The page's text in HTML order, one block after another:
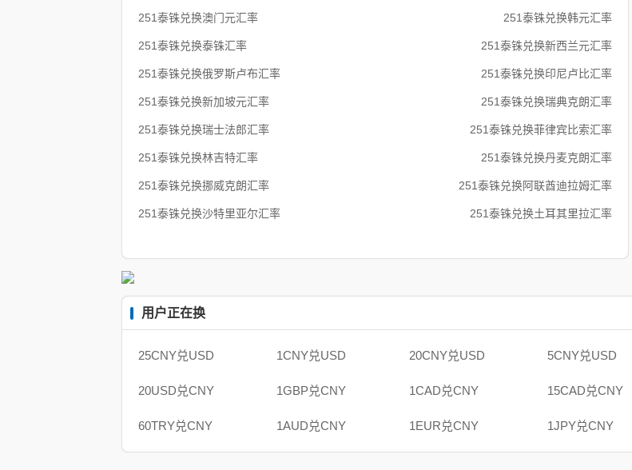
251泰铢兑换澳门元汇率 251泰铢兑换韩元汇率
251泰铢兑换泰铢汇率 251泰铢兑换新西兰元汇率
251泰铢兑换俄罗斯卢布汇率 251泰铢兑换印尼卢比汇率
251泰铢兑换新加坡元汇率 251泰铢兑换瑞典克朗汇率
251泰铢兑换瑞士法郎汇率 251泰铢兑换菲律宾比索汇率
251泰铢兑换林吉特汇率 251泰铢兑换丹麦克朗汇率
251泰铢兑换挪威克朗汇率 251泰铢兑换阿联酋迪拉姆汇率
251泰铢兑换沙特里亚尔汇率 251泰铢兑换土耳其里拉汇率
用户正在换
25CNY兑USD 1CNY兑USD 20CNY兑USD 5CNY兑USD
20USD兑CNY 1GBP兑CNY 1CAD兑CNY 15CAD兑CNY
60TRY兑CNY 1AUD兑CNY 1EUR兑CNY 1JPY兑CNY